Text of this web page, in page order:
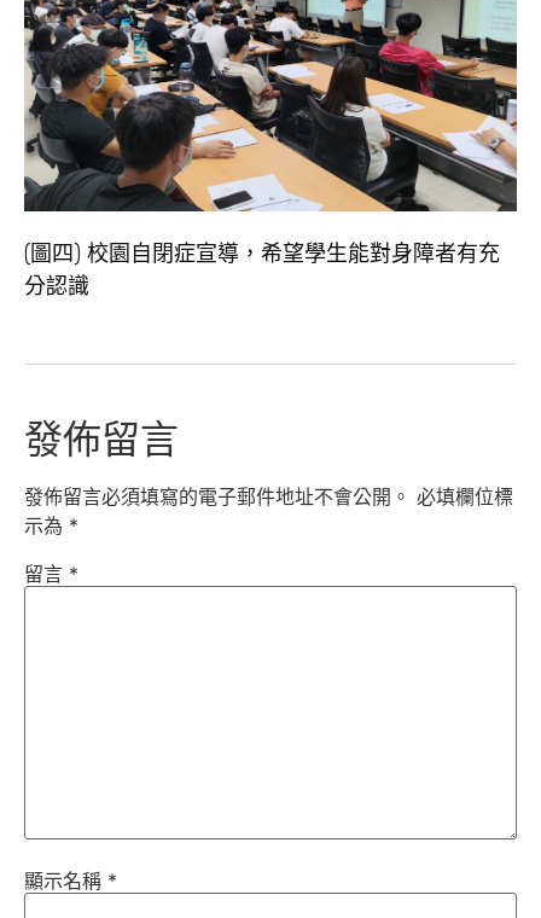
(圖四) 校園自閉症宣導，希望學生能對身障者有充
分認識
發佈留言
發佈留言必須填寫的電子郵件地址不會公開。 必填欄位標
示為 *
留言 *
顯示名稱 *